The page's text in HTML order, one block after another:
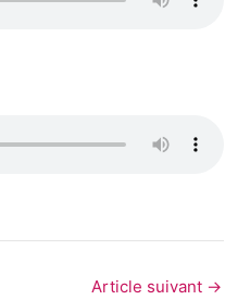
Article suivant →